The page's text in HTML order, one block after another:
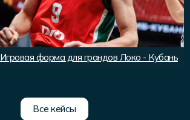
Игровая форма для грандов Локо - Кубань
Все кейсы